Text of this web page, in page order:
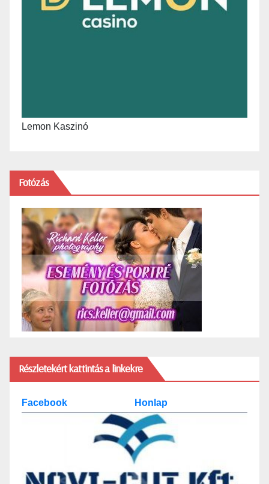
Lemon Kaszinó
Fotózás
Részletekért kattintás a linkekre
Facebook Honlap